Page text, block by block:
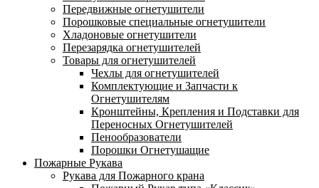
Передвижные огнетушители
Порошковые специальные огнетушители
Хладоновые огнетушители
Перезарядка огнетушителей
Товары для огнетушителей
Чехлы для огнетушителей
Комплектующие и Запчасти к
Огнетушителям
Кронштейны, Крепления и Подставки для
Переносных Огнетушителей
Пенообразователи
Порошки Огнетушащие
Пожарные Рукава
Рукава для Пожарного крана